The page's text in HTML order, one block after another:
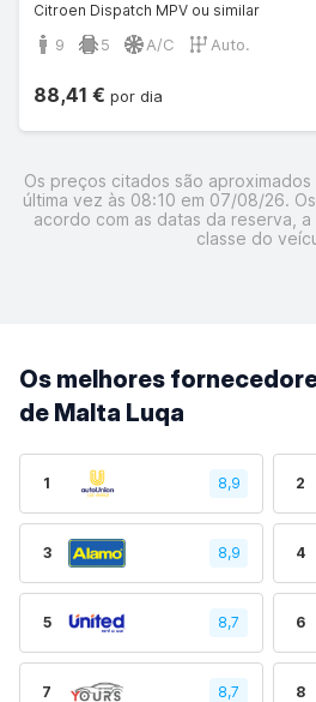
Citroen Dispatch MPV ou similar
9 5 A/C Auto.
88,41 € por dia
Os preços citados são
última vez às 08:10 em 07/08/26.
acordo com as datas da reserva,
classe do
Os melhores
de Malta Luqa
1 8,9 2
3 8,9 4
5 8,7 6
7 8,7 8